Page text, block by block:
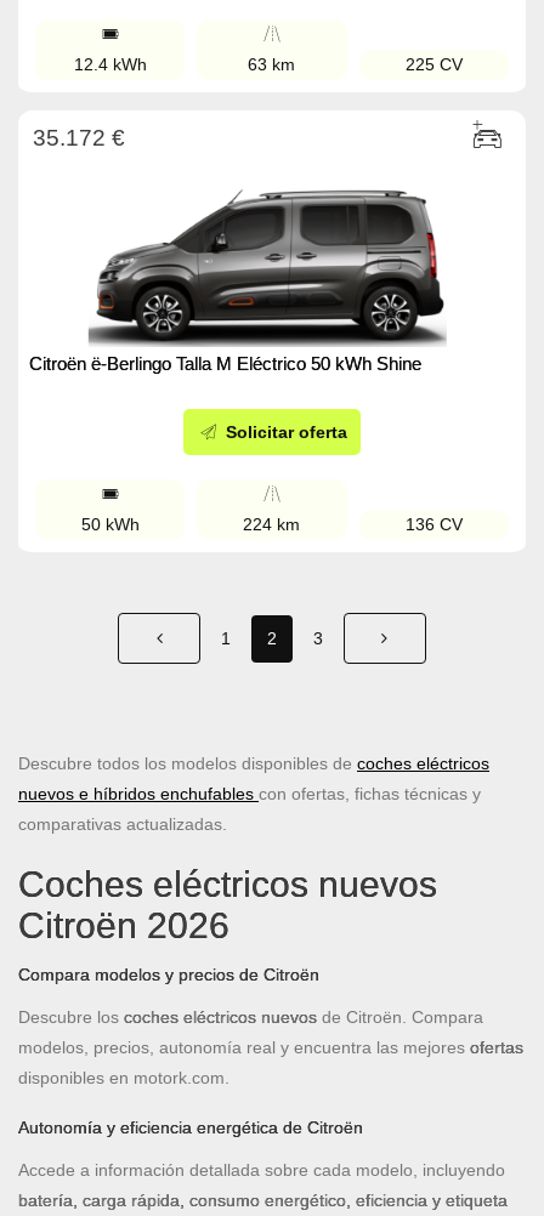
12.4 kWh 63 km 225 CV
35.172 €
Citroën ë-Berlingo Talla M Eléctrico 50 kWh Shine
Solicitar oferta
50 kWh 224 km 136 CV
1 2 3
Descubre todos los modelos disponibles de coches eléctricos
nuevos e híbridos enchufables con ofertas, fichas técnicas y
comparativas actualizadas.
Coches eléctricos nuevos
Citroën 2026
Compara modelos y precios de Citroën
Descubre los coches eléctricos nuevos de Citroën. Compara
modelos, precios, autonomía real y encuentra las mejores ofertas
disponibles en motork.com.
Autonomía y eficiencia energética de Citroën
Accede a información detallada sobre cada modelo, incluyendo
batería, carga rápida, consumo energético, eficiencia y etiqueta